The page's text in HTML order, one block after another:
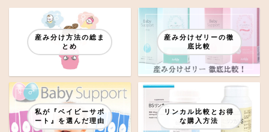
産み分け方法の総ま
とめ
産み分けゼリーの徹
底比較
私が『ベイビーサポ
ート』を選んだ理由
リンカル比較とお得
な購入方法